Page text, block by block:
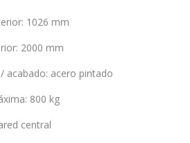
: 1026 mm
: 2000 mm
acabado: acero pintado
: 800 kg
central